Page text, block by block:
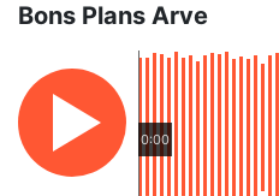
Bons Plans Arve
0:00